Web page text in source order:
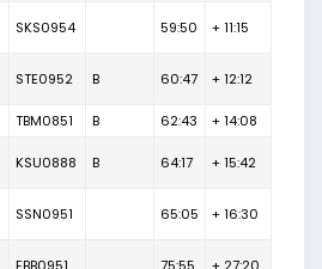
SKS0954 59:50 + 11:15
STE0952 B 60:47 + 12:12
TBM0851 B 62:43 + 14:08
KSU0888 B 64:17 + 15:42
SSN0951 65:05 + 16:30